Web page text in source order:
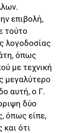
επιβολή,
τούτο
λογοδοσίας
όπως
με τεχνική
μεγαλύτερο
αυτή, ο Γ.
δύο
όπως είπε,
ότι